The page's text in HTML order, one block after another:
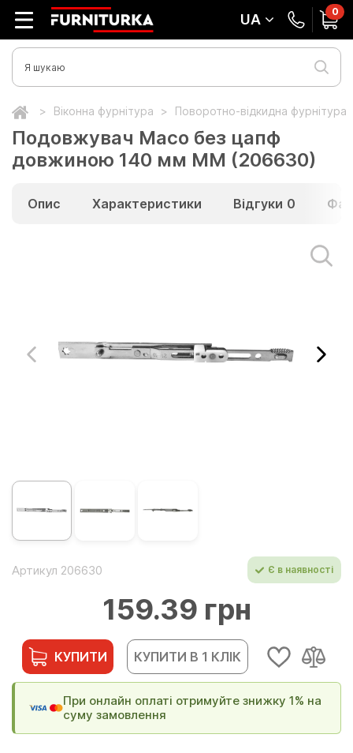
UA 0
Віконна фурнітура Поворотно-відкидна фурнітура
Подовжувач Maco без цапф
довжиною 140 мм MМ (206630)
Опис Характеристики Відгуки 0
Артикул 206630 Є в наявності
159.39 грн
КУПИТИ КУПИТИ В 1 КЛІК
При онлайн оплаті отримуйте знижку 1% на
суму замовлення